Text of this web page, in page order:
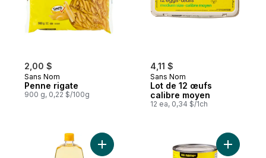
2,00 $
Sans Nom
Penne rigate
900 g, 0,22 $/100g
4,11 $
Sans Nom
Lot de 12 œufs
calibre moyen
12 ea, 0,34 $/1ch
Ajouter Huile végétale pure à 100 % au
Ajouter